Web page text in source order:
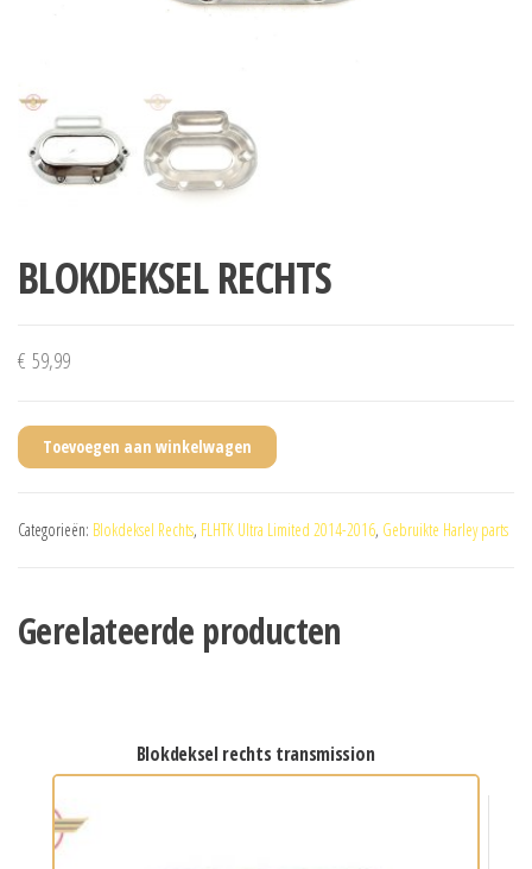
BLOKDEKSEL RECHTS
€ 59,99
Toevoegen aan winkelwagen
Categorieën: Blokdeksel Rechts, FLHTK Ultra Limited 2014-2016, Gebruikte Harley parts
Gerelateerde producten
blokdeksel rechts transmission